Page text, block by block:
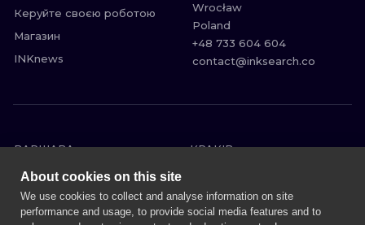
Керуйте своєю роботою
Магазин
INKnews
Wrocław
Poland
+48 733 604 604
contact@inksearch.co
ВАРШАВА
КРАКІВ
ВРОЦЛАВ
ЛОНДОН
МІЛАН
ЕДІНБУРГ
МАНЧЕСТЕР
About cookies on this site
We use cookies to collect and analyse information on site
performance and usage, to provide social media features and to